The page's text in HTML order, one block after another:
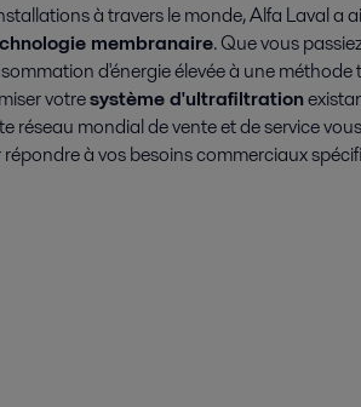
à travers le monde, Alfa Laval a
membranaire. Que vous
d'énergie élevée à une
votresystème d'ultrafiltration
réseau mondial de vente et de service
à vos besoins commerciaux